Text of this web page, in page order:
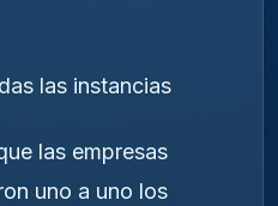
las instancias
las empresas
uno a uno los